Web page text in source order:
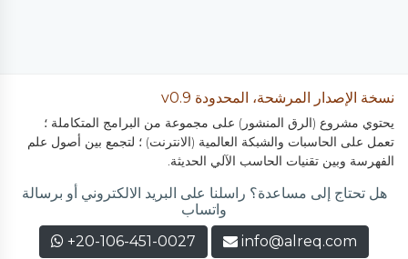
نسخة الإصدار المرشحة، المحدودة v0.9
يحتوي مشروع (الرق المنشور) على مجموعة من البرامج المتكاملة ؛
تعمل على الحاسبات والشبكة العالمية (الانترنت) ؛ لتجمع بين أصول علم
الفهرسة وبين تقنيات الحاسب الآلي الحديثة.
هل تحتاج إلى مساعدة؟ راسلنا على البريد الالكتروني أو برسالة
واتساب
info@alreq.com
+20-106-451-0027